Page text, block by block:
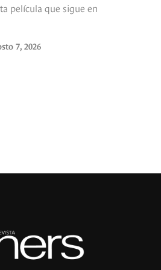
película que sigue en
7, 2026